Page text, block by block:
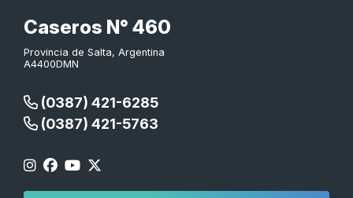
Caseros N° 460
Provincia de Salta, Argentina
A4400DMN
(0387) 421-6285
(0387) 421-5763